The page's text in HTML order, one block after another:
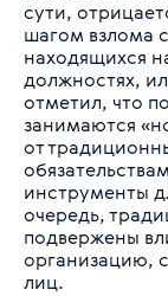
сути,
шагом взлома
находящихся
должностях,
отметил, что
занимаются
от
инструменты
очередь,
подвержены
организацию,
лиц.